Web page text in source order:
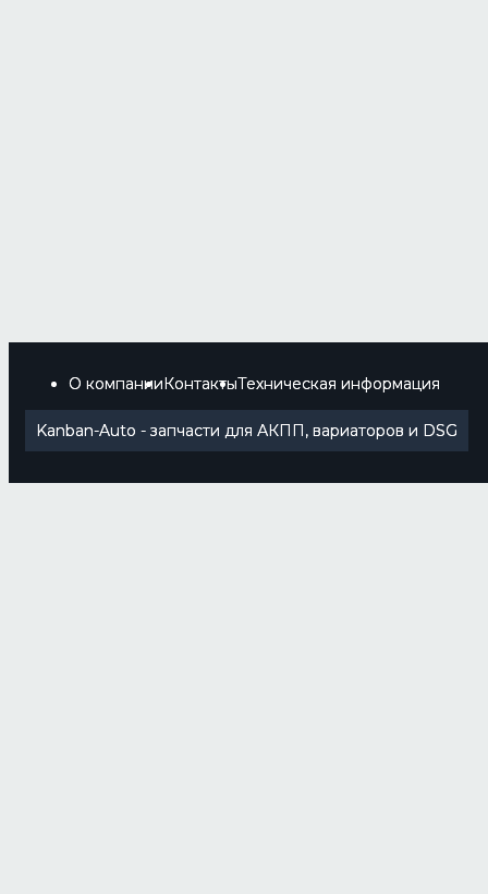
О компанииКонтактыТехническая информация
Kanban-Auto - запчасти для АКПП, вариаторов и DSG